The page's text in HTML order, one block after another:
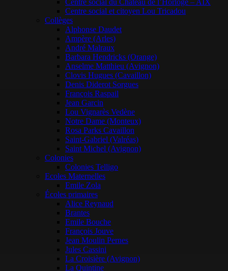
Centre social du Château de l’Horloge – AIX
Centre social et citoyen Lou Tricadou
Collèges
Alphonse Daudet
Ampère (Arles)
André Malraux
Barbara Hendricks (Orange)
Anselme Matthieu (Avignon)
Clovis Hugues (Cavaillon)
Denis Diderot Sorgues
François Raspail
Jean Garcin
Lou Vignarès Vedène
Notre Dame (Monteux)
Rosa Parks Cavaillon
Saint-Gabriel (Valréas)
Saint Michel (Avignon)
Colonies
Colonies Telligo
Ecoles Maternelles
Emile Zola
Écoles primaires
Alice Reynaud
Brantes
Emile Bouche
François Jouve
Jean Moulin Pernes
Jules Cassini
La Croisière (Avignon)
La Quintine